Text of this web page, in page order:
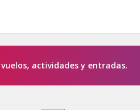
actividades y entradas.